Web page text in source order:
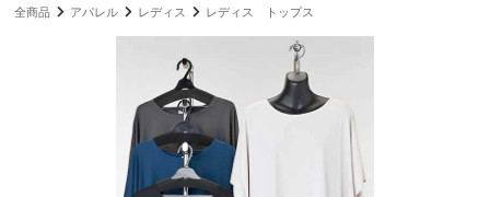
全商品 アパレル レディス レディス トップス